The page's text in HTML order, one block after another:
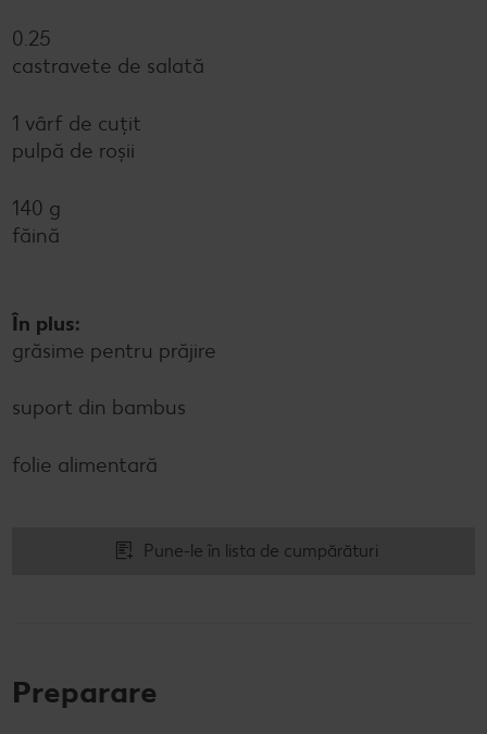
0.25
castravete de salată
1 vârf de cuțit
pulpă de roșii
140 g
făină
În plus:
grăsime pentru prăjire
suport din bambus
folie alimentară
Pune-le în lista de cumpărături
Preparare